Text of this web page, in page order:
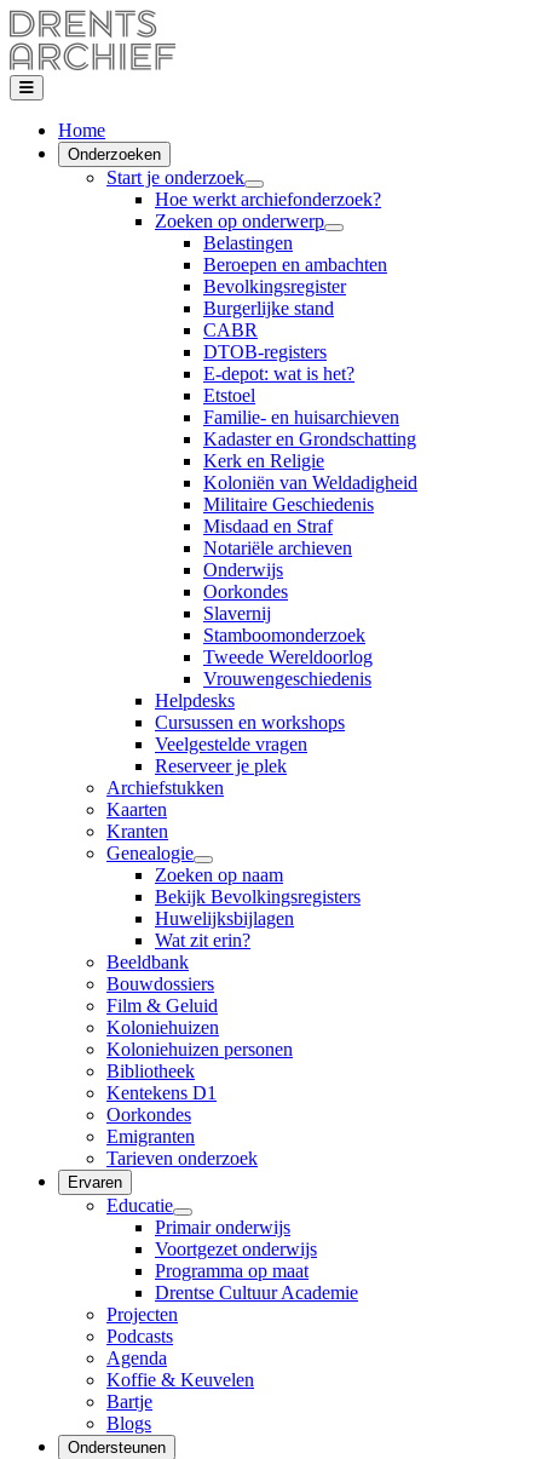
Home
Onderzoeken
Start je onderzoek
Hoe werkt archiefonderzoek?
Zoeken op onderwerp
Belastingen
Beroepen en ambachten
Bevolkingsregister
Burgerlijke stand
CABR
DTOB-registers
E-depot: wat is het?
Etstoel
Familie- en huisarchieven
Kadaster en Grondschatting
Kerk en Religie
Koloniën van Weldadigheid
Militaire Geschiedenis
Misdaad en Straf
Notariële archieven
Onderwijs
Oorkondes
Slavernij
Stamboomonderzoek
Tweede Wereldoorlog
Vrouwengeschiedenis
Helpdesks
Cursussen en workshops
Veelgestelde vragen
Reserveer je plek
Archiefstukken
Kaarten
Kranten
Genealogie
Zoeken op naam
Bekijk Bevolkingsregisters
Huwelijksbijlagen
Wat zit erin?
Beeldbank
Bouwdossiers
Film & Geluid
Koloniehuizen
Koloniehuizen personen
Bibliotheek
Kentekens D1
Oorkondes
Emigranten
Tarieven onderzoek
Ervaren
Educatie
Primair onderwijs
Voortgezet onderwijs
Programma op maat
Drentse Cultuur Academie
Projecten
Podcasts
Agenda
Koffie & Keuvelen
Bartje
Blogs
Ondersteunen